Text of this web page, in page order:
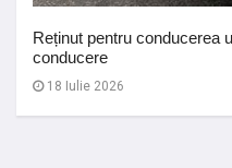
Reținut pentru conducerea
conducere
18 Iulie 2026